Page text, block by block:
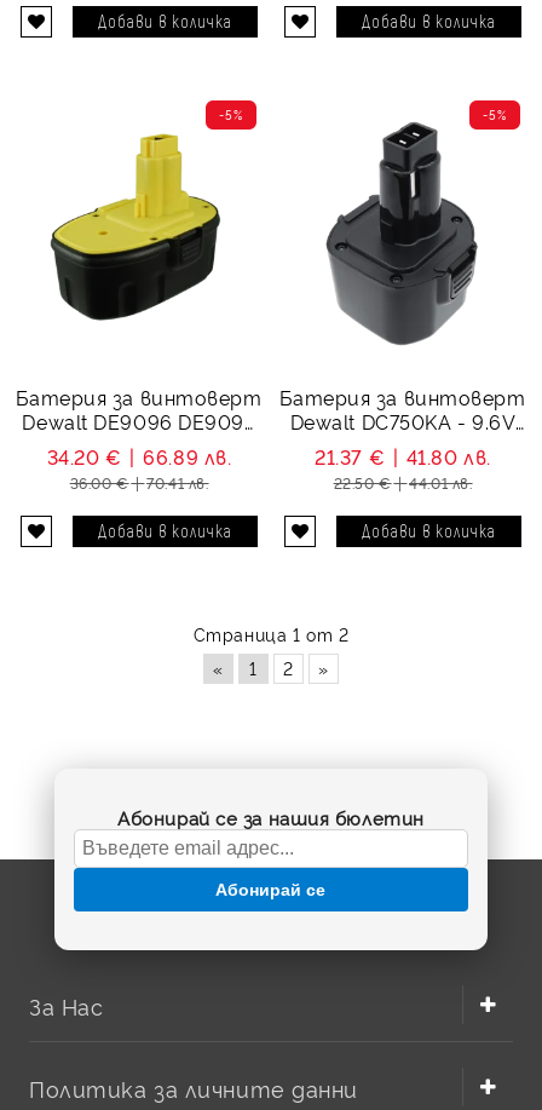
Батерия за винтоверт
Dewalt DE9096 DE9095
DE9039 DC9096
DC9099 - 18V 1500 mAh
-5%
34.20 € 66.89 лв.
36.00 € 70.41 лв.
Батерия за винтоверт
Dewalt DC750KA - 9.6V
3000 mAh
-5%
21.37 € 41.80 лв.
22.50 € 44.01 лв.
Страница 1 от 2
«
1 2 »
Абонирай се за нашия бюлетин
Абонирай се
За Нас
Политика за личните данни